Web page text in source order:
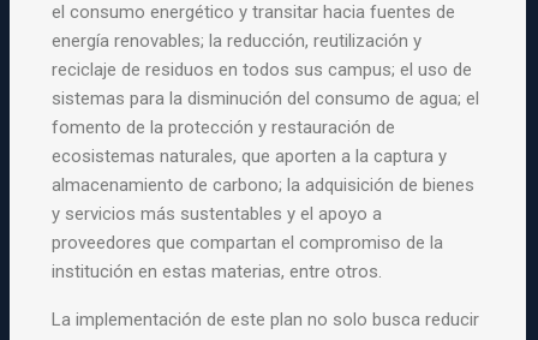
el consumo energético y transitar hacia fuentes de
energía renovables; la reducción, reutilización y
reciclaje de residuos en todos sus campus; el uso de
sistemas para la disminución del consumo de agua; el
fomento de la protección y restauración de
ecosistemas naturales, que aporten a la captura y
almacenamiento de carbono; la adquisición de bienes
y servicios más sustentables y el apoyo a
proveedores que compartan el compromiso de la
institución en estas materias, entre otros.
La implementación de este plan no solo busca reducir